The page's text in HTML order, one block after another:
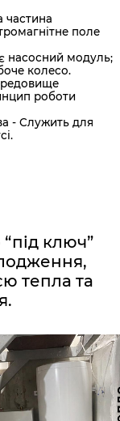
частина
поле
насосний модуль;
колесо.
роботи
- Служить для
ключ”
тепла та